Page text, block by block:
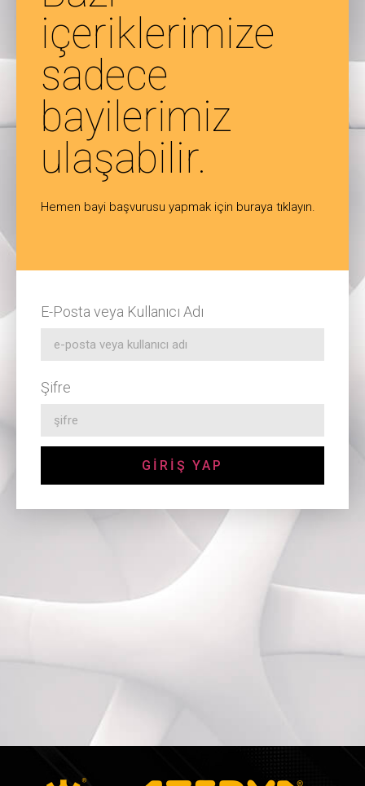
içeriklerimize
sadece
bayilerimiz
ulaşabilir.
Hemen bayi başvurusu yapmak için buraya tıklayın.
E-Posta veya Kullanıcı Adı
Şifre
GİRİŞ YAP